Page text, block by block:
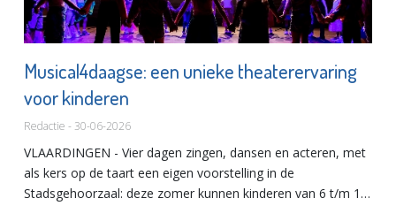
Musical4daagse: een unieke theaterervaring
voor kinderen
Redactie - 30-06-2026
VLAARDINGEN - Vier dagen zingen, dansen en acteren, met
als kers op de taart een eigen voorstelling in de
Stadsgehoorzaal: deze zomer kunnen kinderen van 6 t/m 12